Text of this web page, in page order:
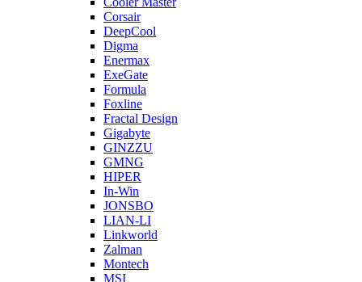
Corsair
DeepCool
Digma
Enermax
ExeGate
Formula
Foxline
Fractal Design
Gigabyte
GINZZU
GMNG
HIPER
In-Win
JONSBO
LIAN-LI
Linkworld
Zalman
Montech
MSI